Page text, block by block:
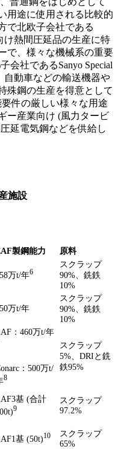
用途に使用される比較的
で北欧子会社である
け熱間圧延品の生産に特
で、様々な機械系の重要
会社であるSanyo Special
自動車などの輸送機器や
殊鋼の生産を得意として
件の厳しい様々な用途
ー産業向け (風力タービ
延電気鋼などを供給し
施設
製鋼能力 原料
万t/年6
スクラップ
90%、銑鉄
10%
万t/年
スクラップ
90%、銑鉄
10%
：460万t/年
：500万t/
8
スクラップ
5%、DRIと銑
鉄95%
基 (合計
9
スクラップ
97.2%
基 (50t)10
スクラップ
65%